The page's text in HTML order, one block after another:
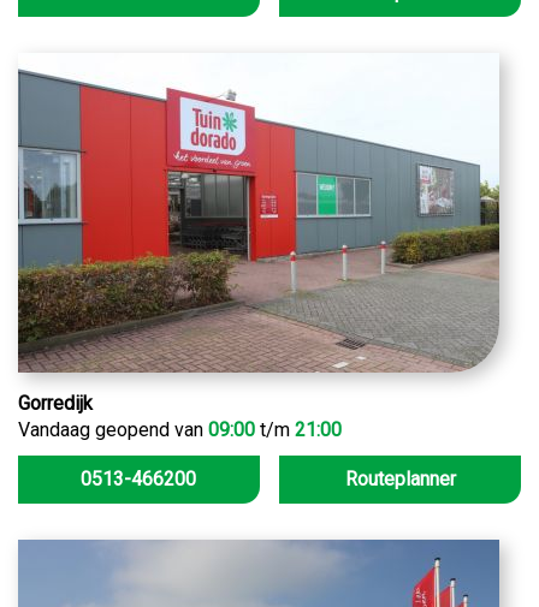
Gorredijk
Vandaag geopend van 09:00 t/m 21:00
0513-466200 Routeplanner